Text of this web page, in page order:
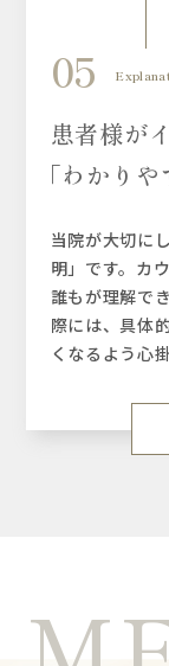
05
患者様が
「わかり
当院が大切に
明」です。カ
誰もが理解で
際には、具体
くなるよう心